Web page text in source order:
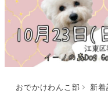
へ
移
動
おでかけわんこ部 新